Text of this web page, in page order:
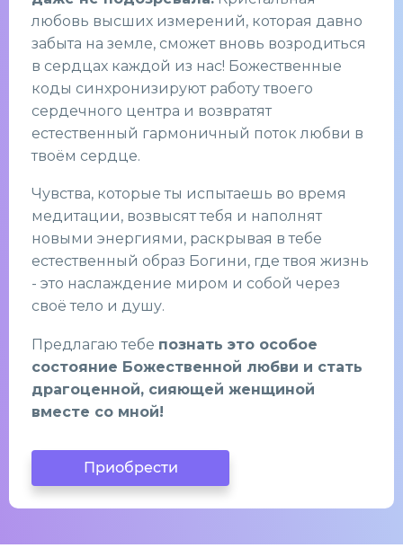
любовь высших измерений, которая давно
забыта на земле, сможет вновь возродиться
в сердцах каждой из нас! Божественные
коды синхронизируют работу твоего
сердечного центра и возвратят
естественный гармоничный поток любви в
твоём сердце.
Чувства, которые ты испытаешь во время
медитации, возвысят тебя и наполнят
новыми энергиями, раскрывая в тебе
естественный образ Богини, где твоя жизнь
- это наслаждение миром и собой через
своё тело и душу.
Предлагаю тебе познать это особое
состояние Божественной любви и стать
драгоценной, сияющей женщиной
вместе со мной!
Приобрести